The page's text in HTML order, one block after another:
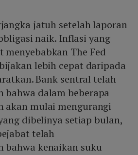
jatuh setelah laporan
naik. Inflasi yang
The Fed
lebih cepat daripada
Bank sentral telah
bahwa dalam beberapa
akan mulai mengurangi
dibelinya setiap bulan,
telah
bahwa kenaikan suku